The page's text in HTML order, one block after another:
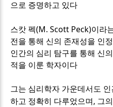
으로 증명하고 있다
스캇 펙(M. Scott Peck)이라
전을 통해 신의 존재성을 인
인간의 심리 탐구를 통해 신
적을 이룬 학자이다
그는 심리학자 가운데서도
하고 정확히 다루었으며 , 그